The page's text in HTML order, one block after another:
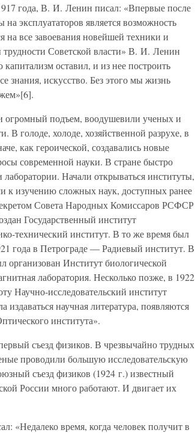
года, В. И. Ленин писал: «Впервые после
эксплуататоров является возможность
все завоевания новейшей техники и
трудности Советской власти» В. И. Ленин
оставил, и из нее построить
знания, искусство. Без этого мы жизнь
подъем, воодушевили ученых и
В голоде, холоде, хозяйственной разрухе, в
как героической, создавались новые
современной науки. В стране быстро
Начали открываться институты,
к изучению сложных наук, доступных ранее
Совета Народных Комиссаров РСФСР
Государственный институт
технический институт. В то же время был
года в Петрограде — Радиевый институт. В
организован Институт биологической
лаборатория. Несколько позже, в 1922
Научно-исследовательский институт
научная литература, появляются
института».
съезд физиков. В чрезвычайно трудных
проводили большую исследовательскую
съезд физиков (1924 г.) известный
России много работают. И двигает их
«Недалеко время, когда человек получит в